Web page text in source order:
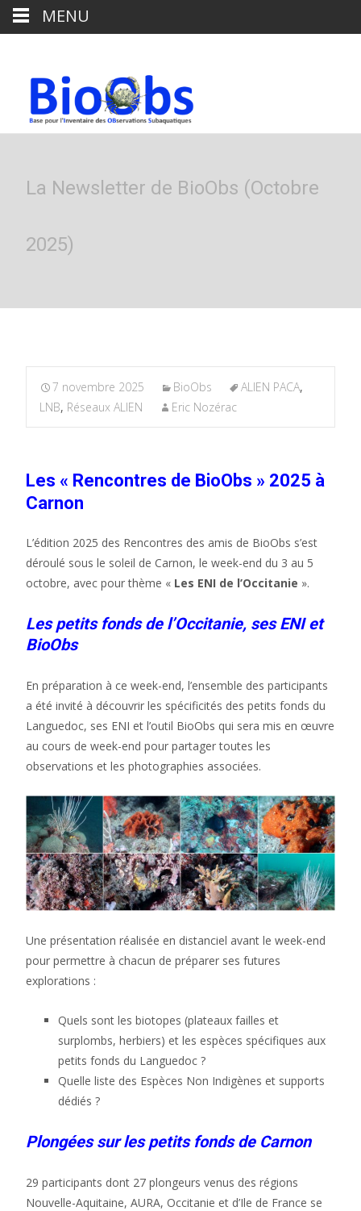
La Newsletter de BioObs (Octobre
2025)
7 novembre 2025 BioObs ALIEN PACA,
LNB, Réseaux ALIEN Eric Nozérac
Les « Rencontres de BioObs » 2025 à
Carnon
L’édition 2025 des Rencontres des amis de BioObs s’est
déroulé sous le soleil de Carnon, le week-end du 3 au 5
octobre, avec pour thème « Les ENI de l’Occitanie ».
Les petits fonds de l’Occitanie, ses ENI et
BioObs
En préparation à ce week-end, l’ensemble des participants
a été invité à découvrir les spécificités des petits fonds du
Languedoc, ses ENI et l’outil BioObs qui sera mis en œuvre
au cours de week-end pour partager toutes les
observations et les photographies associées.
Une présentation réalisée en distanciel avant le week-end
pour permettre à chacun de préparer ses futures
explorations :
Quels sont les biotopes (plateaux failles et
surplombs, herbiers) et les espèces spécifiques aux
petits fonds du Languedoc ?
Quelle liste des Espèces Non Indigènes et supports
dédiés ?
Plongées sur les petits fonds de Carnon
29 participants dont 27 plongeurs venus des régions
Nouvelle-Aquitaine, AURA, Occitanie et d’Ile de France se
MENU